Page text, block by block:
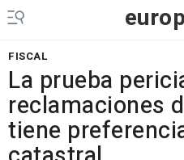
FISCAL
La prueba
reclamaciones
tiene